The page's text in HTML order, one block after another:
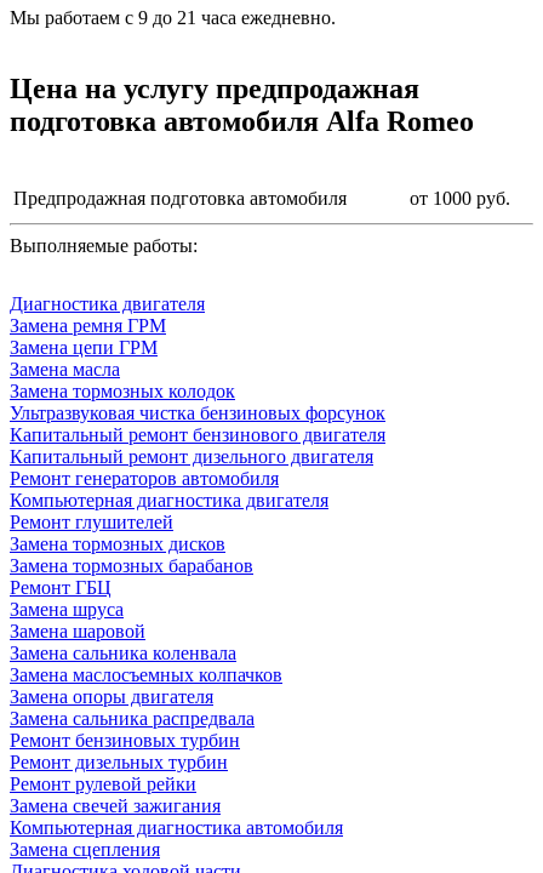
Мы работаем с 9 до 21 часа ежедневно.
Цена на услугу предпродажная
подготовка автомобиля Alfa Romeo
Предпродажная подготовка автомобиля от 1000 руб.
Выполняемые работы:
Диагностика двигателя
Замена ремня ГРМ
Замена цепи ГРМ
Замена масла
Замена тормозных колодок
Ультразвуковая чистка бензиновых форсунок
Капитальный ремонт бензинового двигателя
Капитальный ремонт дизельного двигателя
Ремонт генераторов автомобиля
Компьютерная диагностика двигателя
Ремонт глушителей
Замена тормозных дисков
Замена тормозных барабанов
Ремонт ГБЦ
Замена шруса
Замена шаровой
Замена сальника коленвала
Замена маслосъемных колпачков
Замена опоры двигателя
Замена сальника распредвала
Ремонт бензиновых турбин
Ремонт дизельных турбин
Ремонт рулевой рейки
Замена свечей зажигания
Компьютерная диагностика автомобиля
Замена сцепления